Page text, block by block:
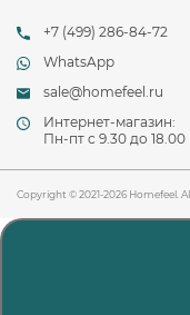
+7 (499) 286-84-72
WhatsApp
sale@homefeel.ru
Интернет-магазин:
Пн-пт c 9.30 до 18.00
Copyright © 2021-2026 Homefeel.